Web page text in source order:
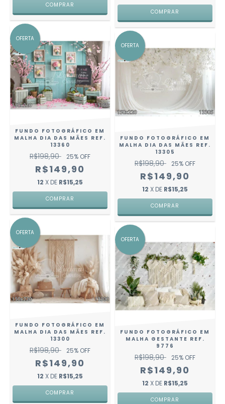
COMPRAR
COMPRAR
OFERTA
FUNDO FOTOGRÁFICO EM
MALHA DIA DAS MÃES REF.
13360
R$198,90 25% OFF
R$149,90
12 X DE R$15,25
COMPRAR
OFERTA
FUNDO FOTOGRÁFICO EM
MALHA DIA DAS MÃES REF.
13305
R$198,90 25% OFF
R$149,90
12 X DE R$15,25
COMPRAR
OFERTA
FUNDO FOTOGRÁFICO EM
MALHA DIA DAS MÃES REF.
13300
R$198,90 25% OFF
R$149,90
12 X DE R$15,25
COMPRAR
OFERTA
FUNDO FOTOGRÁFICO EM
MALHA GESTANTE REF.
9776
R$198,90 25% OFF
R$149,90
12 X DE R$15,25
COMPRAR